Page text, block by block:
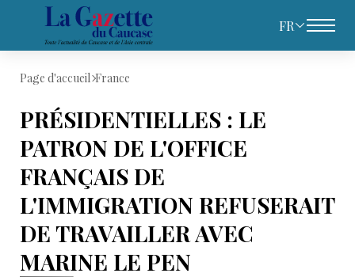
FR
Page d'accueil France
PRÉSIDENTIELLES : LE
PATRON DE L'OFFICE
FRANÇAIS DE
L'IMMIGRATION REFUSERAIT
DE TRAVAILLER AVEC
MARINE LE PEN